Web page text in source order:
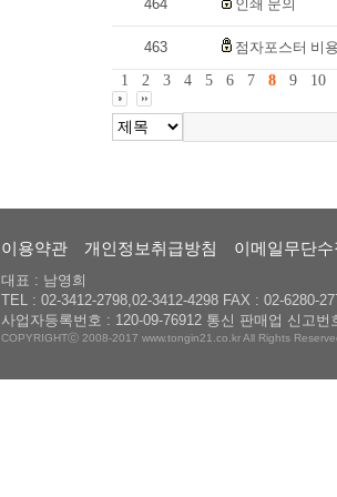
464 인쇄 문의
463
점자포스터 비
1
2 3 4 5 6 7 8 9 10
이용약관 개인정보취급방침 이메일무단
대표 : 남영희
TEL : 02-3412-2798,02-3412-4298 FAX : 02-6280-
사업자등록번호 : 120-09-76912 통신 판매업 신고번
COPYRIGHTⓒ 2008-2017 www.tongin21.co.kr All Rights